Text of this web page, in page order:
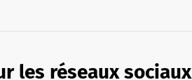
les réseaux sociaux